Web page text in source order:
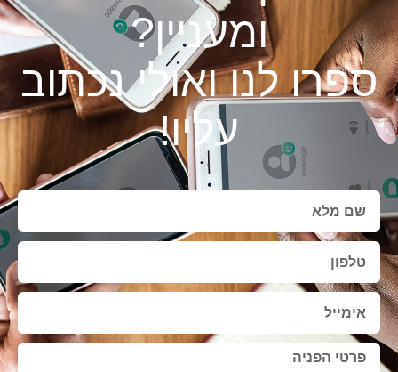
ומעניין?
ספרו לנו ואולי נכתוב
עליו!